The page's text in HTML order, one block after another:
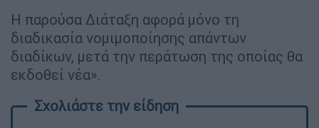
Η παρούσα Διάταξη αφορά μόνο τη
διαδικασία νομιμοποίησης απάντων
διαδίκων, μετά την περάτωση της οποίας θα
εκδοθεί νέα».